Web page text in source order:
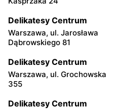
Delikatesy Centrum
Warszawa, ul. Jarosława
Dąbrowskiego 81
Delikatesy Centrum
Warszawa, ul. Grochowska
355
Delikatesy Centrum